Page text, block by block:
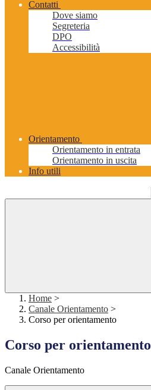
Contatti
Dove siamo
Segreteria
DPO
Accessibilità
Orientamento
Orientamento in entrata
Orientamento in uscita
Info utili
Home >
Canale Orientamento >
Corso per orientamento
Corso per orientamento
Canale Orientamento